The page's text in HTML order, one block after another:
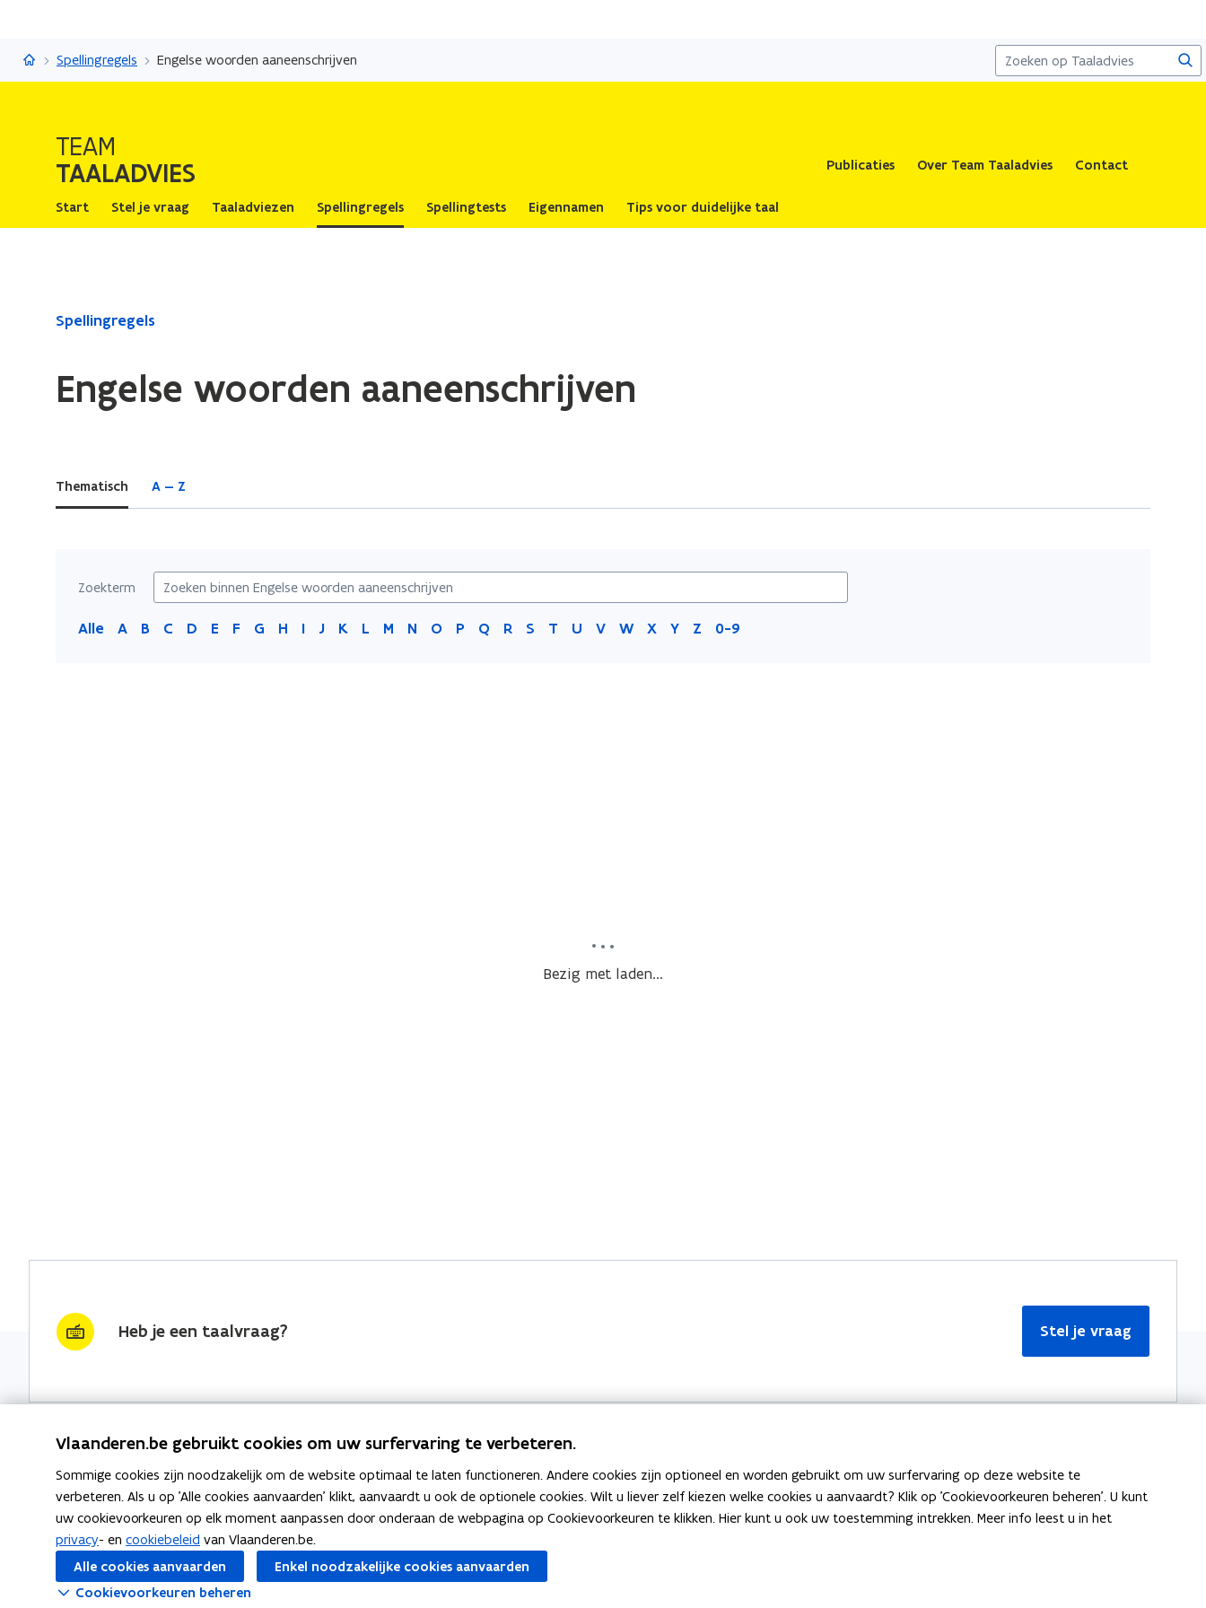
naar
TaaladviesSpellingregels Engelse woorden aaneenschrijven
TEAM
TAALADVIES Publicaties Over Team Taaladvies Contact
Start Stel je vraag Taaladviezen Spellingregels Spellingtests Eigennamen Tips voor duidelijke taal
Gedaan
Engelse
woorden
Spellingregels
Engelse woorden aaneenschrijven
Thematisch A — Z
Zoekterm
Alle A B C D E F G H I J K L M N O P Q R S T U V W X Y Z 0-9
Bezig met laden...
Heb je een taalvraag? Stel je vraag
Nieuwsbrief krijgen?
vraag & woord van de week
wekelijks in je mailbox
Schrijf je in
Thema's
Spellingregels
Bekijk ook Meer informatie
Over Team Taaladvies
Vlaanderen.be gebruikt cookies om uw surfervaring te verbeteren.
Sommige cookies zijn noodzakelijk om de website optimaal te laten functioneren. Andere cookies zijn optioneel en worden gebruikt om uw surfervaring op deze website te
verbeteren. Als u op 'Alle cookies aanvaarden' klikt, aanvaardt u ook de optionele cookies. Wilt u liever zelf kiezen welke cookies u aanvaardt? Klik op 'Cookievoorkeuren beheren'. U kunt
uw cookievoorkeuren op elk moment aanpassen door onderaan de webpagina op Cookievoorkeuren te klikken. Hier kunt u ook uw toestemming intrekken. Meer info leest u in het
privacy- en cookiebeleid van Vlaanderen.be.
Alle cookies aanvaarden
Enkel noodzakelijke cookies aanvaarden
Cookievoorkeuren beheren